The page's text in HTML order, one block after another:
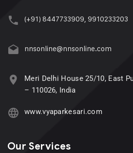
(+91) 8447733909, 9910233203
nnsonline@nnsonline.com
Meri Delhi House 25/10, East
– 110026, India
www.vyaparkesari.com
Our Services